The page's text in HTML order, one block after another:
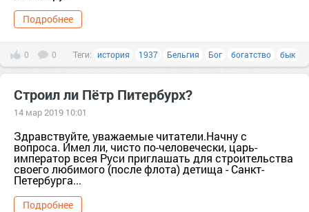
Подробнее
0 0 Теги: история 1937 Бельгия Бог богатство бык
Строил ли Пётр Питербурх?
14 мар 2019 10:01
Здравствуйте, уважаемые читатели.Начну с
вопроса. Имел ли, чисто по-человечески, царь-
император всея Руси приглашать для строительства
своего любимого (после флота) детища - Санкт-
Петербурга...
Подробнее